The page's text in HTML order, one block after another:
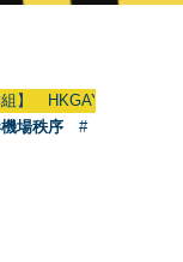
has already
場秩序
#